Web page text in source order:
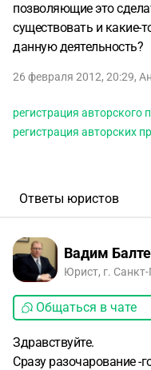
позволяющие это
существовать и какие-
данную деятельность?
26 февраля 2012, 20:29,
регистрация авторского
регистрация авторских
Ответы юристов
Вадим
Юрист, г. Санкт-
Общаться в чате
Здравствуйте.
Сразу разочарование -